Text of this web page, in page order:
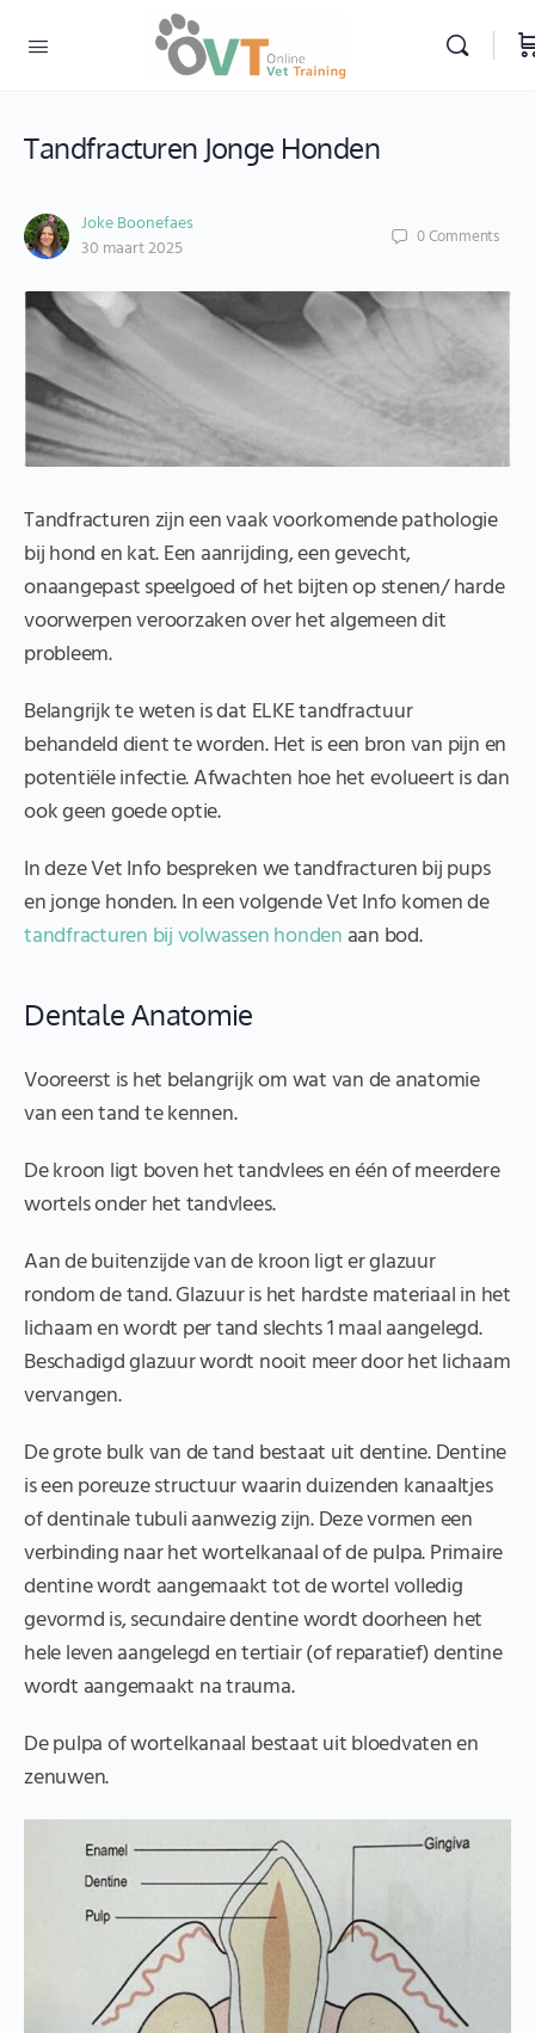
Tandfracturen Jonge Honden
Joke Boonefaes
30 maart 2025
0Comments
Tandfracturen zijn een vaak voorkomende pathologie
bij hond en kat. Een aanrijding, een gevecht,
onaangepast speelgoed of het bijten op stenen/ harde
voorwerpen veroorzaken over het algemeen dit
probleem.
Belangrijk te weten is dat ELKE tandfractuur
behandeld dient te worden. Het is een bron van pijn en
potentiële infectie. Afwachten hoe het evolueert is dan
ook geen goede optie.
In deze Vet Info bespreken we tandfracturen bij pups
en jonge honden. In een volgende Vet Info komen de
tandfracturen bij volwassen honden aan bod.
Dentale Anatomie
Vooreerst is het belangrijk om wat van de anatomie
van een tand te kennen.
De kroon ligt boven het tandvlees en één of meerdere
wortels onder het tandvlees.
Aan de buitenzijde van de kroon ligt er glazuur
rondom de tand. Glazuur is het hardste materiaal in het
lichaam en wordt per tand slechts 1 maal aangelegd.
Beschadigd glazuur wordt nooit meer door het lichaam
vervangen.
De grote bulk van de tand bestaat uit dentine. Dentine
is een poreuze structuur waarin duizenden kanaaltjes
of dentinale tubuli aanwezig zijn. Deze vormen een
verbinding naar het wortelkanaal of de pulpa. Primaire
dentine wordt aangemaakt tot de wortel volledig
gevormd is, secundaire dentine wordt doorheen het
hele leven aangelegd en tertiair (of reparatief) dentine
wordt aangemaakt na trauma.
De pulpa of wortelkanaal bestaat uit bloedvaten en
zenuwen.